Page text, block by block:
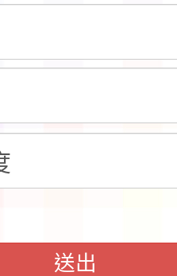
」1份
學年度學生
助參觀特色
施計畫」
送出